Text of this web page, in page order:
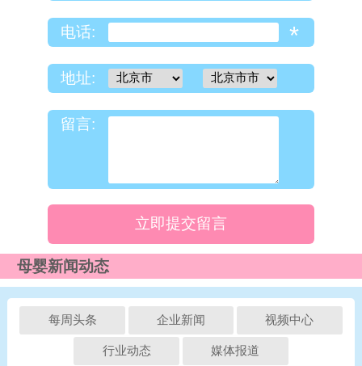
电话: *
地址:
留言:
立即提交留言
母婴新闻动态
每周头条 企业新闻 视频中心
行业动态 媒体报道